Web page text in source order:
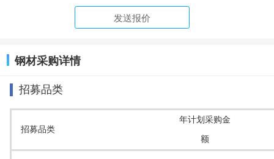
发送报价
钢材采购详情
招募品类
招募品类
年计划采购金
额